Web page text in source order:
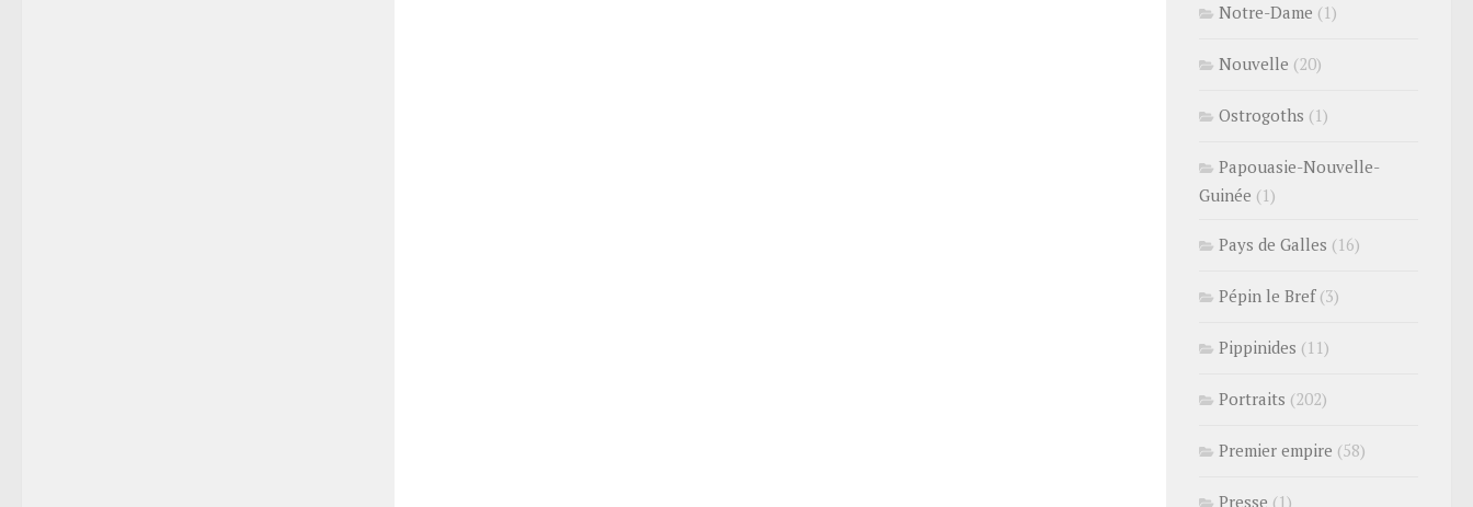
Notre-Dame (1)
Nouvelle (20)
Ostrogoths (1)
Papouasie-Nouvelle-
Guinée (1)
Pays de Galles (16)
Pépin le Bref(3)
Pippinides (11)
Portraits (202)
Premier empire (58)
Presse (1)